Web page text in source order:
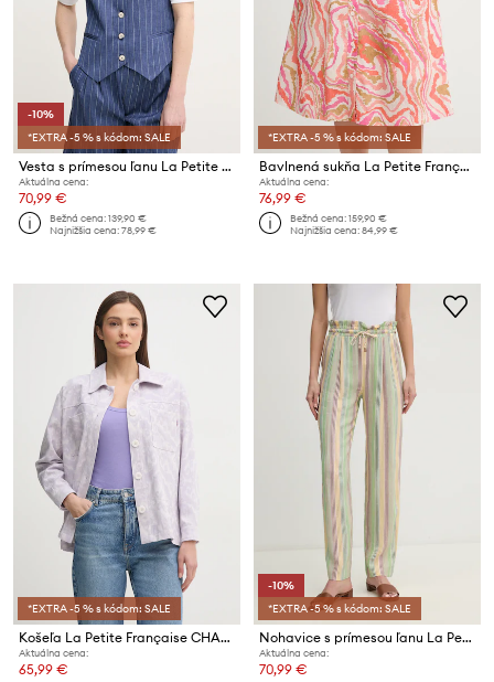
-10%
*EXTRA -5 % s kódom: SALE
Vesta s prímesou ľanu La Petite Française GWEN
Aktuálna cena:
70,99 €
Bežná cena:139,90 €
Najnižšia cena:78,99 €
*EXTRA -5 % s kódom: SALE
Bavlnená sukňa La Petite Française JULIETTE
Aktuálna cena:
76,99 €
Bežná cena:159,90 €
Najnižšia cena:84,99 €
*EXTRA -5 % s kódom: SALE
Košeľa La Petite Française CHANDLER
Aktuálna cena:
65,99 €
-10%
*EXTRA -5 % s kódom: SALE
Nohavice s prímesou ľanu La Petite Française PETRUS
Aktuálna cena:
70,99 €